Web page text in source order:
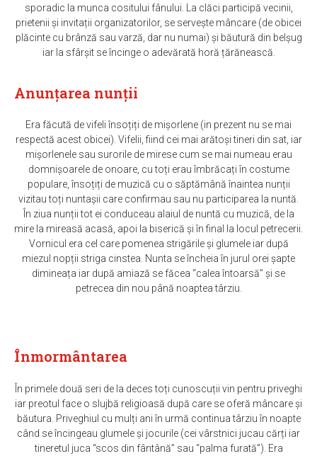
sporadic la munca cositului fânului. La clăci participă vecinii,
prietenii și invitații organizatorilor, se servește mâncare (de obicei
plăcinte cu brânză sau varză, dar nu numai) și băutură din belșug
iar la sfârșit se încinge o adevărată horă țărănească.
Anunțarea nunții
Era făcută de vifeli însoțiți de mișorlene (in prezent nu se mai
respectă acest obicei). Vifelii, fiind cei mai arătoși tineri din sat, iar
mișorlenele sau surorile de mirese cum se mai numeau erau
domnișoarele de onoare, cu toți erau îmbrăcați în costume
populare, însoțiți de muzică cu o săptămână înaintea nunții
vizitau toți nuntașii care confirmau sau nu participarea la nuntă.
În ziua nunții tot ei conduceau alaiul de nuntă cu muzică, de la
mire la mireasă acasă, apoi la biserică și în final la locul petrecerii.
Vornicul era cel care pomenea strigările și glumele iar după
miezul nopții striga cinstea. Nunta se încheia în jurul orei șapte
dimineața iar după amiază se făcea “calea întoarsă” și se
petrecea din nou până noaptea târziu.
Înmormântarea
În primele două seri de la deces toți cunoscuții vin pentru priveghi
iar preotul face o slujbă religioasă după care se oferă mâncare și
băutura. Priveghiul cu mulți ani în urmă continua târziu în noapte
când se încingeau glumele și jocurile (cei vârstnici jucau cărți iar
tineretul juca “scos din fântână” sau “palma furată”). Era